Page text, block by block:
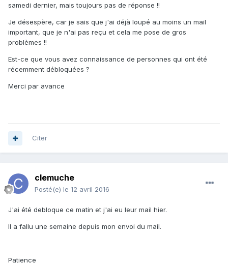
samedi dernier, mais toujours pas de réponse !!
Je désespère, car je sais que j'ai déjà loupé au moins un mail
important, que je n'ai pas reçu et cela me pose de gros
problèmes !!
Est-ce que vous avez connaissance de personnes qui ont été
récemment débloquées ?
Merci par avance
Citer
clemuche
Posté(e) le 12 avril 2016
J'ai été debloque ce matin et j'ai eu leur mail hier.
Il a fallu une semaine depuis mon envoi du mail.
Patience